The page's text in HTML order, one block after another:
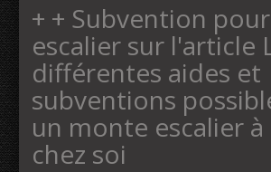
+ + Subvention
escalier sur l'article
différentes aides et
subventions
un monte escalier
chez soi